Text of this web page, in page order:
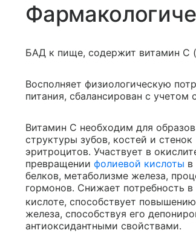
БАД к пище, содержит витамин С (
Восполняет физиологическую
питания, сбалансирован с учетом
Витамин С необходим для
структуры зубов, костей и
эритроцитов. Участвует в
превращении фолиевой кислоты в
белков, метаболизме железа,
гормонов. Снижает потребность в
кислоте, способствует
железа, способствуя его
антиоксидантными свойствами.